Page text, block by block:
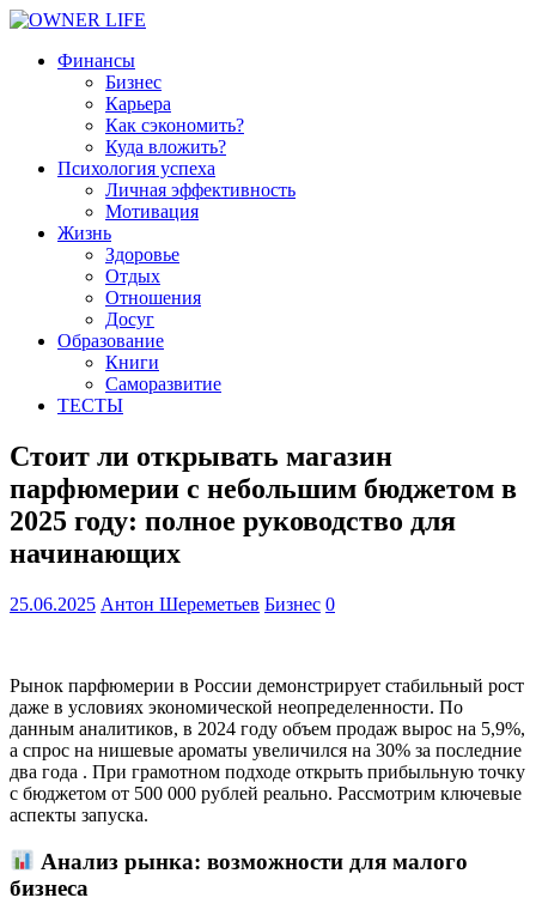
Финансы
Бизнес
Карьера
Как сэкономить?
Куда вложить?
Психология успеха
Личная эффективность
Мотивация
Жизнь
Здоровье
Отдых
Отношения
Досуг
Образование
Книги
Саморазвитие
ТЕСТЫ
Стоит ли открывать магазин
парфюмерии с небольшим бюджетом в
2025 году: полное руководство для
начинающих
25.06.2025 Антон Шереметьев Бизнес 0
Рынок парфюмерии в России демонстрирует стабильный рост
даже в условиях экономической неопределенности. По
данным аналитиков, в 2024 году объем продаж вырос на 5,9%,
а спрос на нишевые ароматы увеличился на 30% за последние
два года . При грамотном подходе открыть прибыльную точку
с бюджетом от 500 000 рублей реально. Рассмотрим ключевые
аспекты запуска.
Анализ рынка: возможности для малого
бизнеса